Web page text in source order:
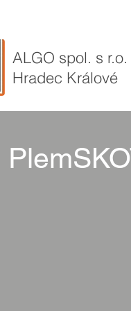
ALGO ​spol. s r.o.
Hradec Králové